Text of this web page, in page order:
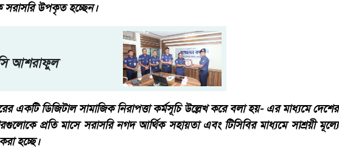
সরাসরি উপকৃত হচ্ছেন।
আশরাফুল
একটি ডিজিটাল সামাজিক নিরাপত্তা কর্মসূচি উল্লেখ করে বলা হয়- এর মাধ্যমে দেশের
প্রতি মাসে সরাসরি নগদ আর্থিক সহায়তা এবং টিসিবির মাধ্যমে সাশ্রয়ী মূল্যে
হচ্ছে।